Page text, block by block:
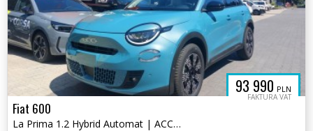
93 990 PLN
FAKTURA VAT
Fiat 600
La Prima 1.2 Hybrid Automat | ACC | Aut. | 2026